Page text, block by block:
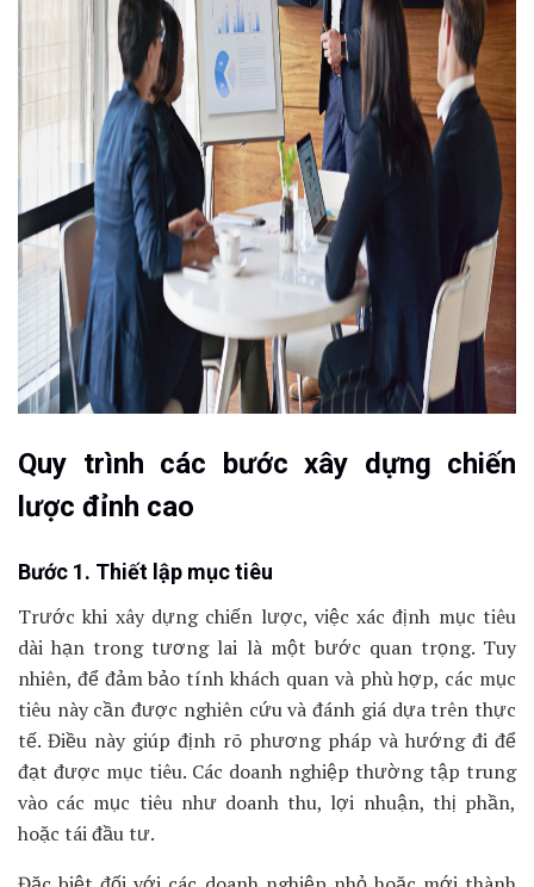
Quy trình các bước xây dựng chiến
lược đỉnh cao
Bước 1. Thiết lập mục tiêu
Trước khi xây dựng chiến lược, việc xác định mục tiêu
dài hạn trong tương lai là một bước quan trọng. Tuy
nhiên, để đảm bảo tính khách quan và phù hợp, các mục
tiêu này cần được nghiên cứu và đánh giá dựa trên thực
tế. Điều này giúp định rõ phương pháp và hướng đi để
đạt được mục tiêu. Các doanh nghiệp thường tập trung
vào các mục tiêu như doanh thu, lợi nhuận, thị phần,
hoặc tái đầu tư.